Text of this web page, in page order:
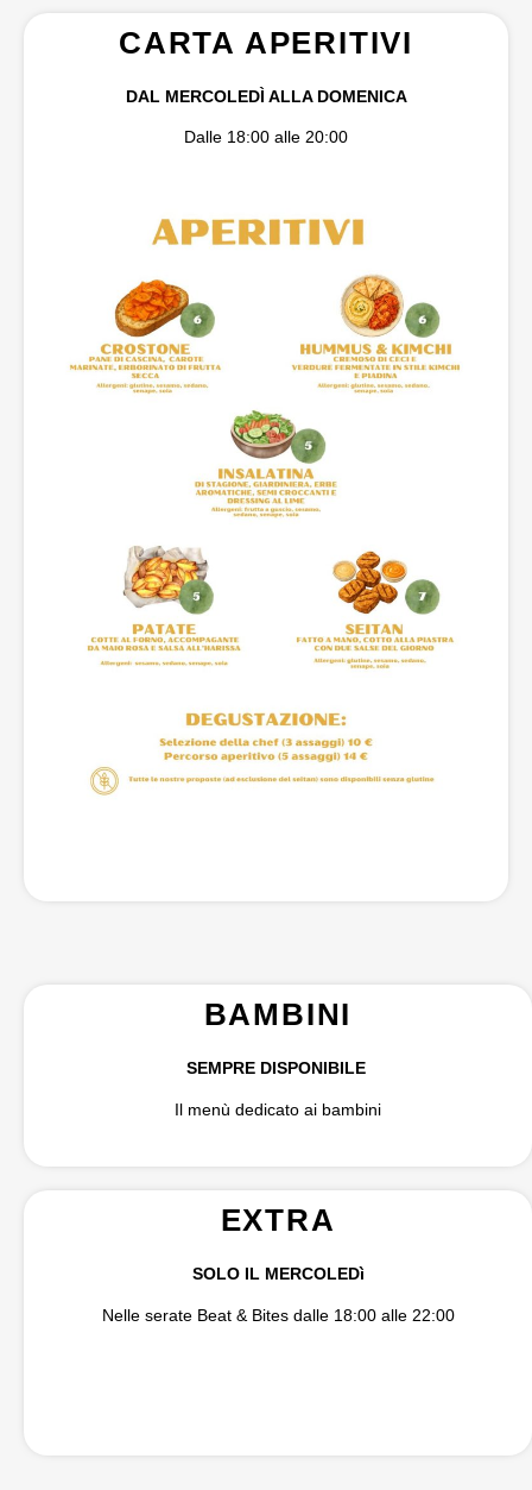
CARTA APERITIVI
DAL MERCOLEDÌ ALLA DOMENICA
Dalle 18:00 alle 20:00
BAMBINI​
SEMPRE DISPONIBILE
Il menù dedicato ai bambini
EXTRA
SOLO IL MERCOLEDì
Nelle serate Beat & Bites dalle 18:00 alle 22:00